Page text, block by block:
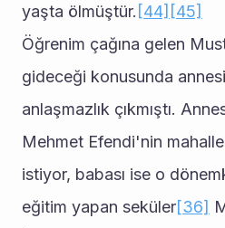
yaşta ölmüştür. [44] [45]
Öğrenim çağına gelen
gideceği konusunda
anlaşmazlık çıkmıştı.
Mehmet Efendi'nin
istiyor, babası ise o
eğitim yapan seküler[36]